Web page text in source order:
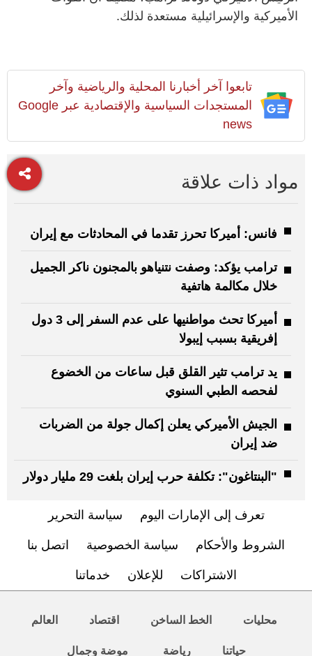
الأميركية والإسرائيلية مستعدة ‌لذلك.
تابعوا آخر أخبارنا المحلية والرياضية وآخر
المستجدات السياسية والإقتصادية عبر Google
news
مواد ذات علاقة
فانس: أميركا تحرز تقدما في المحادثات مع إيران
ترامب يؤكد: وصفت نتنياهو بالمجنون ناكر الجميل
خلال مكالمة هاتفية
أميركا تحث مواطنيها على عدم السفر إلى 3 دول
إفريقية بسبب إيبولا
يد ترامب تثير القلق قبل ساعات من الخضوع
لفحصه الطبي السنوي
الجيش الأميركي يعلن إكمال جولة من الضربات
ضد إيران
"البنتاغون": تكلفة حرب إيران بلغت 29 مليار دولار
تعرف إلى الإمارات اليوم سياسة التحرير
الشروط والأحكام سياسة الخصوصية اتصل بنا
الاشتراكات للإعلان خدماتنا
محليات الخط الساخن اقتصاد العالم
حياتنا رياضة موضة وجمال